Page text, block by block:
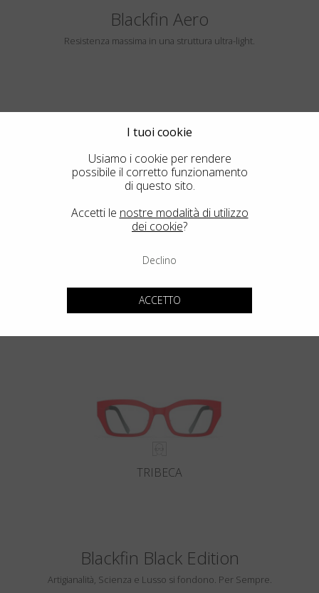
Blackfin Aero
Resistenza massima in una struttura ultra-light.
Blackfin Atlantic
Il design nella sua forma più pura, la meccanica integrata nella sua
forma più estrema.
TRIBECA
Blackfin Black Edition
Artigianalità, Scienza e Lusso si fondono. Per Sempre.
I tuoi cookie
Usiamo i cookie per rendere
possibile il corretto funzionamento
di questo sito.
Accetti le nostre modalità di utilizzo
dei cookie?
Declino
ACCETTO